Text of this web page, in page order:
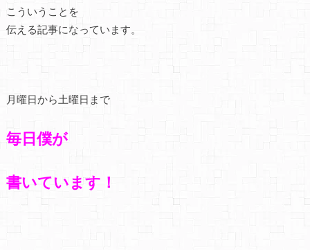
こういうことを
伝える記事になっています。
月曜日から土曜日まで
毎日僕が
書いています！